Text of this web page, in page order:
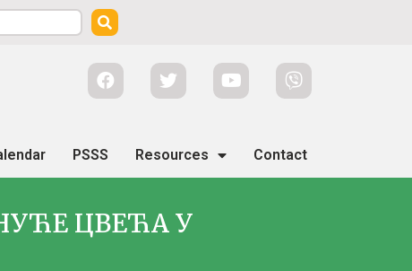
PSSS Resources Contact
ЦВЕЋА У